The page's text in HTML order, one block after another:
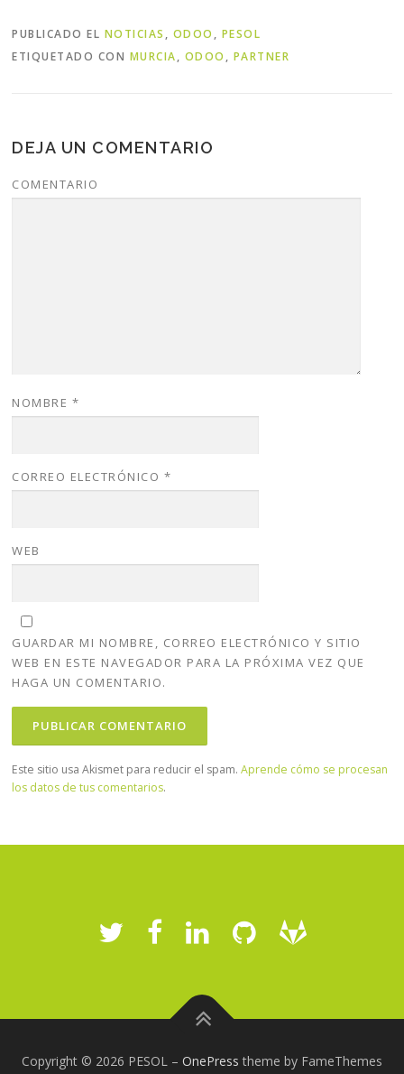
PUBLICADO EL NOTICIAS , ODOO , PESOL
ETIQUETADO CON MURCIA, ODOO , PARTNER
DEJA UN COMENTARIO
COMENTARIO
NOMBRE *
CORREO ELECTRÓNICO *
WEB
GUARDAR MI NOMBRE, CORREO ELECTRÓNICO Y SITIO
WEB EN ESTE NAVEGADOR PARA LA PRÓXIMA VEZ QUE
HAGA UN COMENTARIO.
Este sitio usa Akismet para reducir el spam.Aprende cómo se procesan
los datos de tus comentarios.
Copyright © 2026 PESOL – OnePress theme by FameThemes